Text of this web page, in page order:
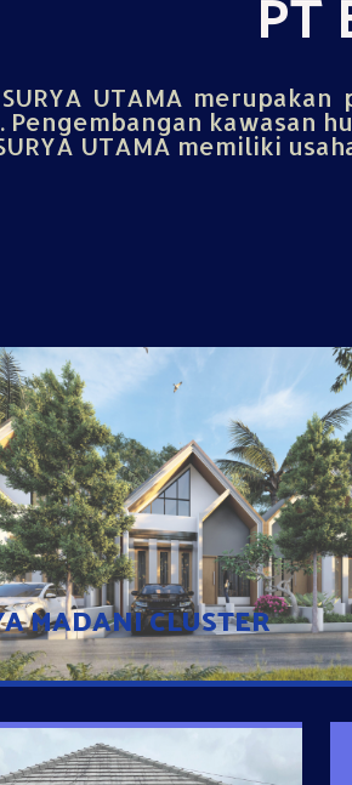
SURYA UTAMA
Pengembangan kawasan
UTAMA memiliki
MADANI CLUSTER
SURYA MADANI CLUSTER
Desain Modern Minimalis dengan Konsep Rumah
Sehingga Memudahkan Penghuni mengakses
Ponsel